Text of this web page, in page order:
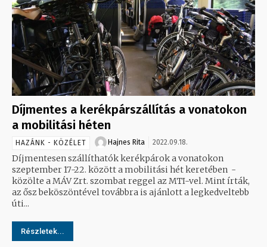
Díjmentes a kerékpárszállítás a vonatokon
a mobilitási héten
HAZÁNK - KÖZÉLET Hajnes Rita 2022.09.18.
Díjmentesen szállíthatók kerékpárok a vonatokon
szeptember 17-22. között a mobilitási hét keretében -
közölte a MÁV Zrt. szombat reggel az MTI-vel. Mint írták,
az ősz beköszöntével továbbra is ajánlott a legkedveltebb
úti...
Részletek...